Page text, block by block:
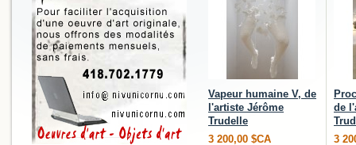
Vapeur humaine V, de
l'artiste Jérôme
Trudelle
3 200,00 $CA
de
3